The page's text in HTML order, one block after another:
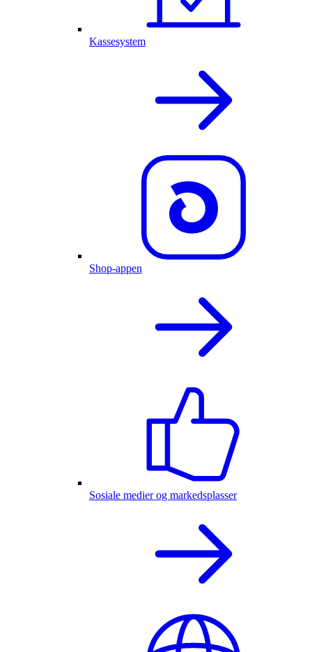
Kassesystem
Shop-appen
Sosiale medier og markedsplasser